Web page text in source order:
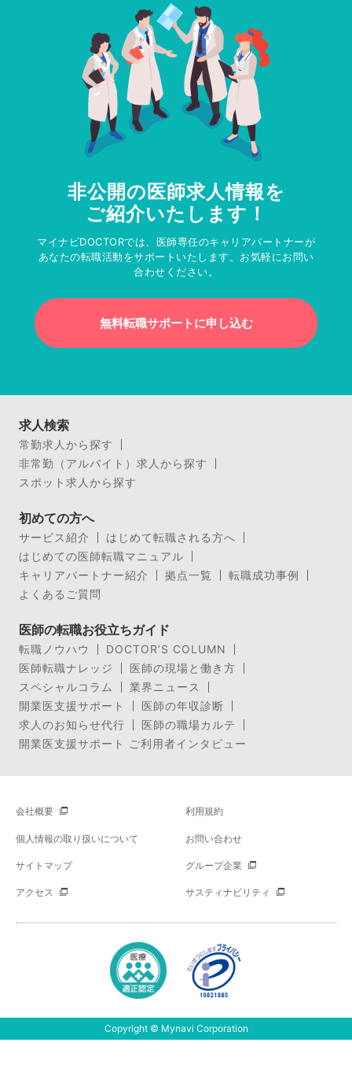
非公開の医師求人情報を
ご紹介いたします！
マイナビDOCTORでは、医師専任のキャリアパートナーが
あなたの転職活動をサポートいたします。お気軽にお問い
合わせください。
無料転職サポートに申し込む
求人検索
常勤求人から探す
非常勤（アルバイト）求人から探す
スポット求人から探す
初めての方へ
サービス紹介
はじめて転職される方へ
はじめての医師転職マニュアル
キャリアパートナー紹介
拠点一覧
転職成功事例
よくあるご質問
医師の転職お役立ちガイド
転職ノウハウ
DOCTOR’S COLUMN
医師転職ナレッジ
医師の現場と働き方
スペシャルコラム
業界ニュース
開業医支援サポート
医師の年収診断
求人のお知らせ代行
医師の職場カルテ
開業医支援サポート ご利用者インタビュー
会社概要 利用規約
個人情報の取り扱いについて お問い合わせ
サイトマップ グループ企業
アクセス サスティナビリティ
Copyright © Mynavi Corporation